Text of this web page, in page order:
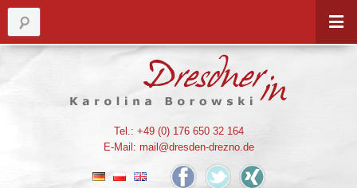
Tel.: +49 (0) 176 650 32 164
E-Mail: mail@dresden-drezno.de